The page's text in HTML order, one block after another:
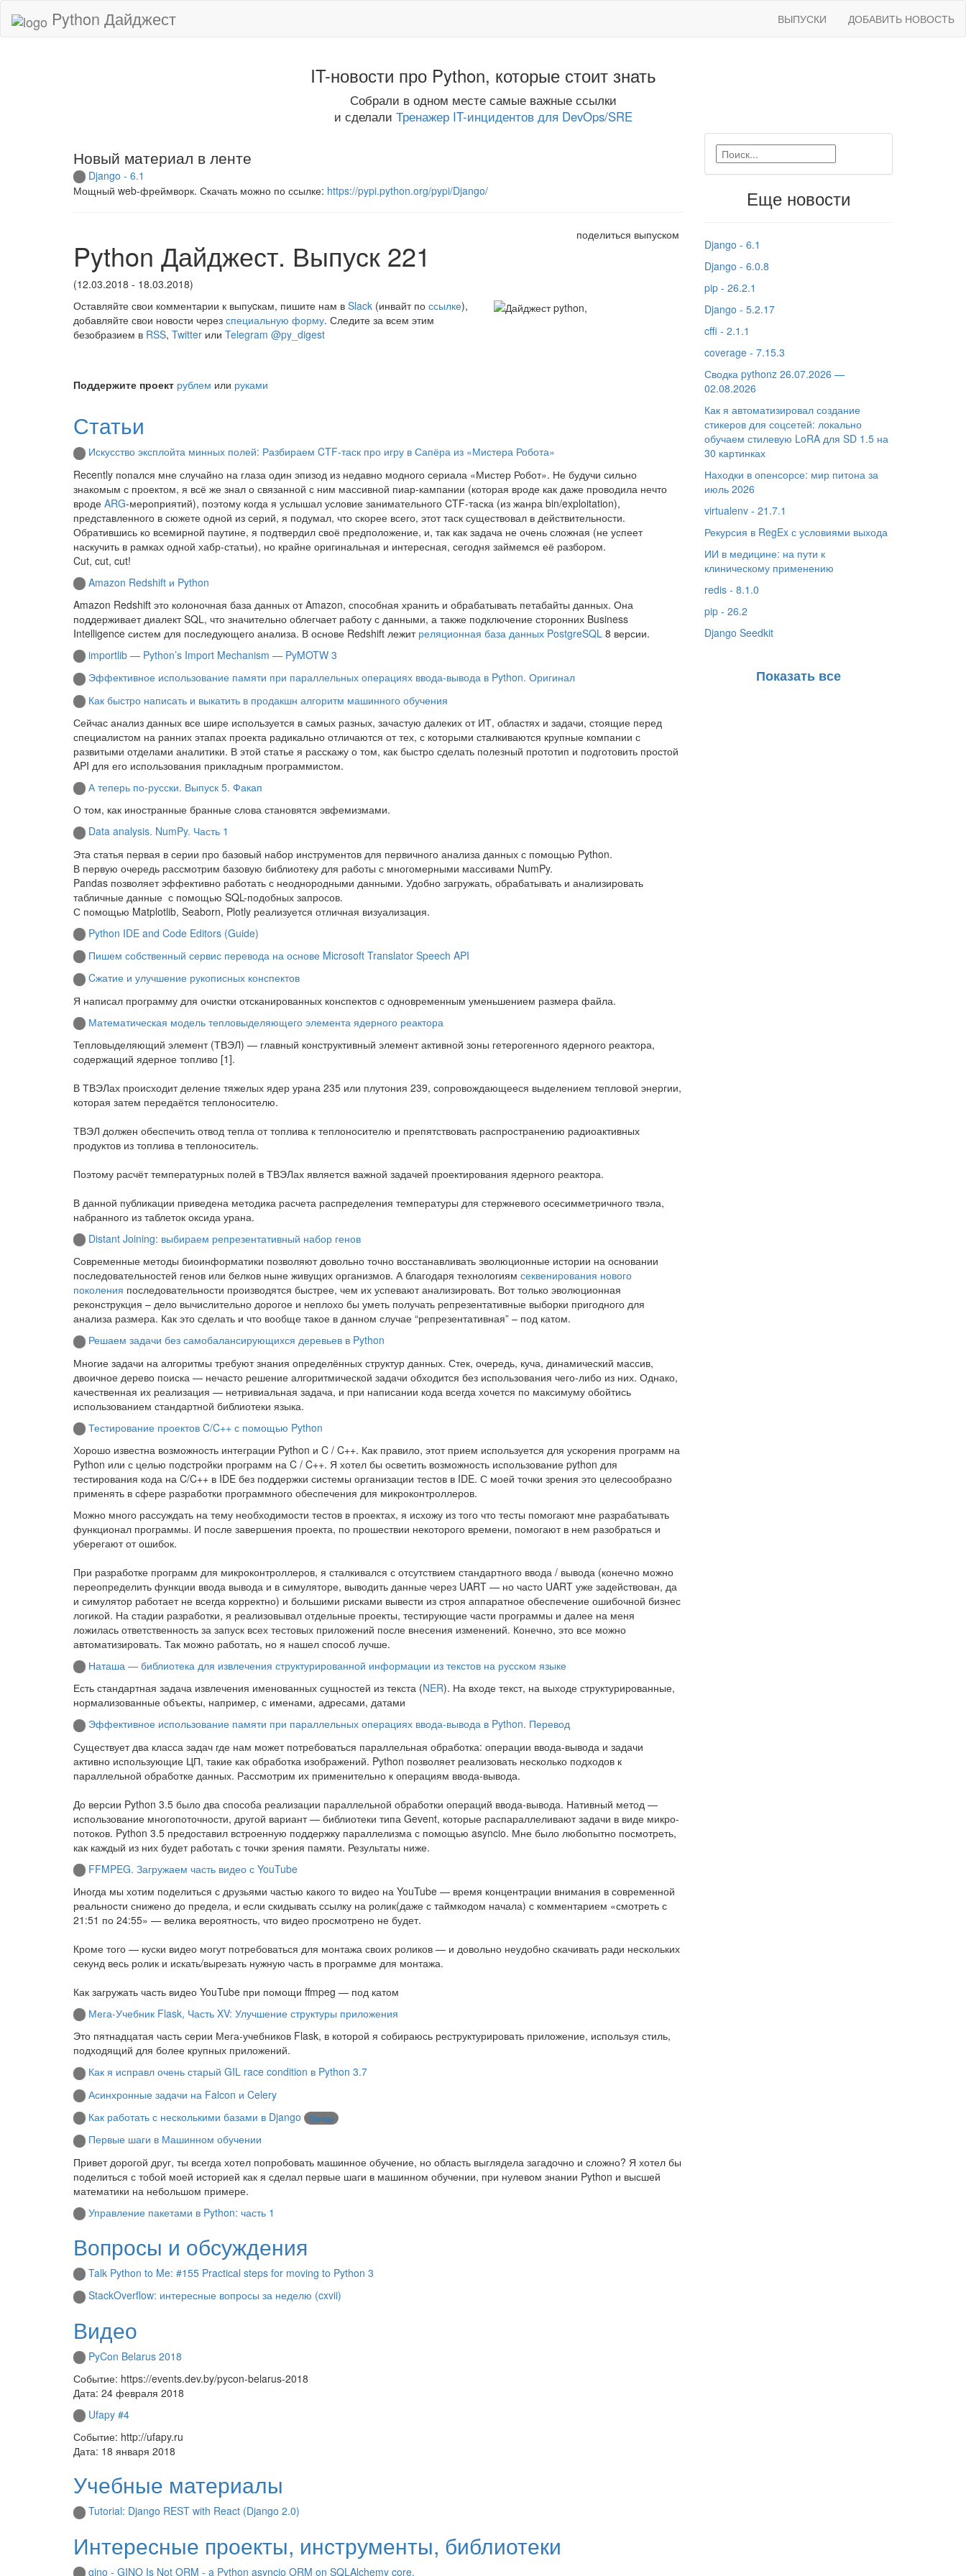
Python Дайджест ВЫПУСКИ ДОБАВИТЬ НОВОСТЬ
IT-новости про Python, которые стоит знать
Собрали в одном месте самые важные ссылки
и сделали Тренажер IT-инцидентов для DevOps/SRE
Новый материал в ленте
Django - 6.1
Мощный web-фреймворк. Скачать можно по ссылке: https://pypi.python.org/pypi/Django/
Python Дайджест. Выпуск 221
(12.03.2018 - 18.03.2018)
поделиться выпуском
Оставляйте свои комментарии к выпуcкам, пишите нам в Slack (инвайт по ссылке),
добавляйте свои новости через специальную форму. Следите за всем этим
безобразием в RSS, Twitter или Telegram @py_digest
Поддержите проект рублем или руками
Статьи
Искусство эксплойта минных полей: Разбираем CTF-таск про игру в Сапёра из «Мистера Робота»
Recently попался мне случайно на глаза один эпизод из недавно модного сериала «Мистер Робот». Не будучи сильно
знакомым с проектом, я всё же знал о связанной с ним массивной пиар-кампании (которая вроде как даже проводила нечто
вроде ARG-мероприятий), поэтому когда я услышал условие занимательного CTF-таска (из жанра bin/exploitation),
представленного в сюжете одной из серий, я подумал, что скорее всего, этот таск существовал в действительности.
Обратившись ко всемирной паутине, я подтвердил своё предположение, и, так как задача не очень сложная (не успеет
наскучить в рамках одной хабр-статьи), но крайне оригинальная и интересная, сегодня займемся её разбором.
Cut, cut, cut!
Amazon Redshift и Python
Amazon Redshift это колоночная база данных от Amazon, способная хранить и обрабатывать петабайты данных. Она
поддерживает диалект SQL, что значительно облегчает работу с данными, а также подключение сторонних Business
Intelligence систем для последующего анализа. В основе Redshift лежит реляционная база данных PostgreSQL 8 версии.
importlib — Python’s Import Mechanism — PyMOTW 3
Эффективное использование памяти при параллельных операциях ввода-вывода в Python. Оригинал
Как быстро написать и выкатить в продакшн алгоритм машинного обучения
Сейчас анализ данных все шире используется в самых разных, зачастую далеких от ИТ, областях и задачи, стоящие перед
специалистом на ранних этапах проекта радикально отличаются от тех, с которыми сталкиваются крупные компании с
развитыми отделами аналитики. В этой статье я расскажу о том, как быстро сделать полезный прототип и подготовить простой
API для его использования прикладным программистом.
А теперь по-русски. Выпуск 5. Факап
О том, как иностранные бранные слова становятся эвфемизмами.
Data analysis. NumPy. Часть 1
Эта статья первая в серии про базовый набор инструментов для первичного анализа данных с помощью Python.
В первую очередь рассмотрим базовую библиотеку для работы с многомерными массивами NumPy.
Pandas позволяет эффективно работать с неоднородными данными. Удобно загружать, обрабатывать и анализировать
табличные данные с помощью SQL-подобных запросов.
С помощью Matplotlib, Seaborn, Plotly реализуется отличная визуализация.
Python IDE and Code Editors (Guide)
Пишем собственный сервис перевода на основе Microsoft Translator Speech API
Cжатие и улучшение рукописных конспектов
Я написал программу для очистки отсканированных конспектов с одновременным уменьшением размера файла.
Математическая модель тепловыделяющего элемента ядерного реактора
Тепловыделяющий элемент (ТВЭЛ) — главный конструктивный элемент активной зоны гетерогенного ядерного реактора,
содержащий ядерное топливо [1].
В ТВЭЛах происходит деление тяжелых ядер урана 235 или плутония 239, сопровождающееся выделением тепловой энергии,
которая затем передаётся теплоносителю.
ТВЭЛ должен обеспечить отвод тепла от топлива к теплоносителю и препятствовать распространению радиоактивных
продуктов из топлива в теплоноситель.
Поэтому расчёт температурных полей в ТВЭЛах является важной задачей проектирования ядерного реактора.
В данной публикации приведена методика расчета распределения температуры для стержневого осесимметричного твэла,
набранного из таблеток оксида урана.
Distant Joining: выбираем репрезентативный набор генов
Современные методы биоинформатики позволяют довольно точно восстанавливать эволюционные истории на основании
последовательностей генов или белков ныне живущих организмов. А благодаря технологиям секвенирования нового
поколения последовательности производятся быстрее, чем их успевают анализировать. Вот только эволюционная
реконструкция – дело вычислительно дорогое и неплохо бы уметь получать репрезентативные выборки пригодного для
анализа размера. Как это сделать и что вообще такое в данном случае “репрезентативная” – под катом.
Решаем задачи без самобалансирующихся деревьев в Python
Многие задачи на алгоритмы требуют знания определённых структур данных. Стек, очередь, куча, динамический массив,
двоичное дерево поиска — нечасто решение алгоритмической задачи обходится без использования чего-либо из них. Однако,
качественная их реализация — нетривиальная задача, и при написании кода всегда хочется по максимуму обойтись
использованием стандартной библиотеки языка.
Тестирование проектов C/C++ с помощью Python
Хорошо известна возможность интеграции Python и C / C++. Как правило, этот прием используется для ускорения программ на
Python или с целью подстройки программ на C / C++. Я хотел бы осветить возможность использование python для
тестирования кода на C/C++ в IDE без поддержки системы организации тестов в IDE. С моей точки зрения это целесообразно
применять в сфере разработки программного обеспечения для микроконтроллеров.
Можно много рассуждать на тему необходимости тестов в проектах, я исхожу из того что тесты помогают мне разрабатывать
функционал программы. И после завершения проекта, по прошествии некоторого времени, помогают в нем разобраться и
уберегают от ошибок.
При разработке программ для микроконтроллеров, я сталкивался с отсутствием стандартного ввода / вывода (конечно можно
переопределить функции ввода вывода и в симуляторе, выводить данные через UART — но часто UART уже задействован, да
и симулятор работает не всегда корректно) и большими рисками вывести из строя аппаратное обеспечение ошибочной бизнес
логикой. На стадии разработки, я реализовывал отдельные проекты, тестирующие части программы и далее на меня
ложилась ответственность за запуск всех тестовых приложений после внесения изменений. Конечно, это все можно
автоматизировать. Так можно работать, но я нашел способ лучше.
Наташа — библиотека для извлечения структурированной информации из текстов на русском языке
Есть стандартная задача извлечения именованных сущностей из текста (NER). На входе текст, на выходе структурированные,
нормализованные объекты, например, с именами, адресами, датами
Эффективное использование памяти при параллельных операциях ввода-вывода в Python. Перевод
Существует два класса задач где нам может потребоваться параллельная обработка: операции ввода-вывода и задачи
активно использующие ЦП, такие как обработка изображений. Python позволяет реализовать несколько подходов к
параллельной обработке данных. Рассмотрим их применительно к операциям ввода-вывода.
До версии Python 3.5 было два способа реализации параллельной обработки операций ввода-вывода. Нативный метод —
использование многопоточности, другой вариант — библиотеки типа Gevent, которые распараллеливают задачи в виде микро-
потоков. Python 3.5 предоставил встроенную поддержку параллелизма с помощью asyncio. Мне было любопытно посмотреть,
как каждый из них будет работать с точки зрения памяти. Результаты ниже.
FFMPEG. Загружаем часть видео с YouTube
Иногда мы хотим поделиться с друзьями частью какого то видео на YouTube — время концентрации внимания в современной
реальности снижено до предела, и если скидывать ссылку на ролик(даже с таймкодом начала) с комментарием «смотреть с
21:51 по 24:55» — велика вероятность, что видео просмотрено не будет.
Кроме того — куски видео могут потребоваться для монтажа своих роликов — и довольно неудобно скачивать ради нескольких
секунд весь ролик и искать/вырезать нужную часть в программе для монтажа.
Как загружать часть видео YouTube при помощи ffmpeg — под катом
Мега-Учебник Flask, Часть XV: Улучшение структуры приложения
Это пятнадцатая часть серии Мега-учебников Flask, в которой я собираюсь реструктурировать приложение, используя стиль,
подходящий для более крупных приложений.
Как я исправл очень старый GIL race condition в Python 3.7
Асинхронные задачи на Falcon и Celery
Как работать с несколькими базами в Django
Django
Первые шаги в Машинном обучении
Привет дорогой друг, ты всегда хотел попробовать машинное обучение, но область выглядела загадочно и сложно? Я хотел бы
поделиться с тобой моей историей как я сделал первые шаги в машинном обучении, при нулевом знании Python и высшей
математики на небольшом примере.
Управление пакетами в Python: часть 1
Вопросы и обсуждения
Talk Python to Me: #155 Practical steps for moving to Python 3
StackOverflow: интересные вопросы за неделю (cxvii)
Видео
PyCon Belarus 2018
Событие: https://events.dev.by/pycon-belarus-2018
Дата: 24 февраля 2018
Ufapy #4
Событие: http://ufapy.ru
Дата: 18 января 2018
Учебные материалы
Tutorial: Django REST with React (Django 2.0)
Интересные проекты, инструменты, библиотеки
gino - GINO Is Not ORM - a Python asyncio ORM on SQLAlchemy core.
Еще новости
Django - 6.1
Django - 6.0.8
pip - 26.2.1
Django - 5.2.17
cffi - 2.1.1
coverage - 7.15.3
Сводка pythonz 26.07.2026 —
02.08.2026
Как я автоматизировал создание
стикеров для соцсетей: локально
обучаем стилевую LoRA для SD 1.5 на
30 картинках
Находки в опенсорсе: мир питона за
июль 2026
virtualenv - 21.7.1
Рекурсия в RegEx с условиями выхода
ИИ в медицине: на пути к
клиническому применению
redis - 8.1.0
pip - 26.2
Django Seedkit
Показать все